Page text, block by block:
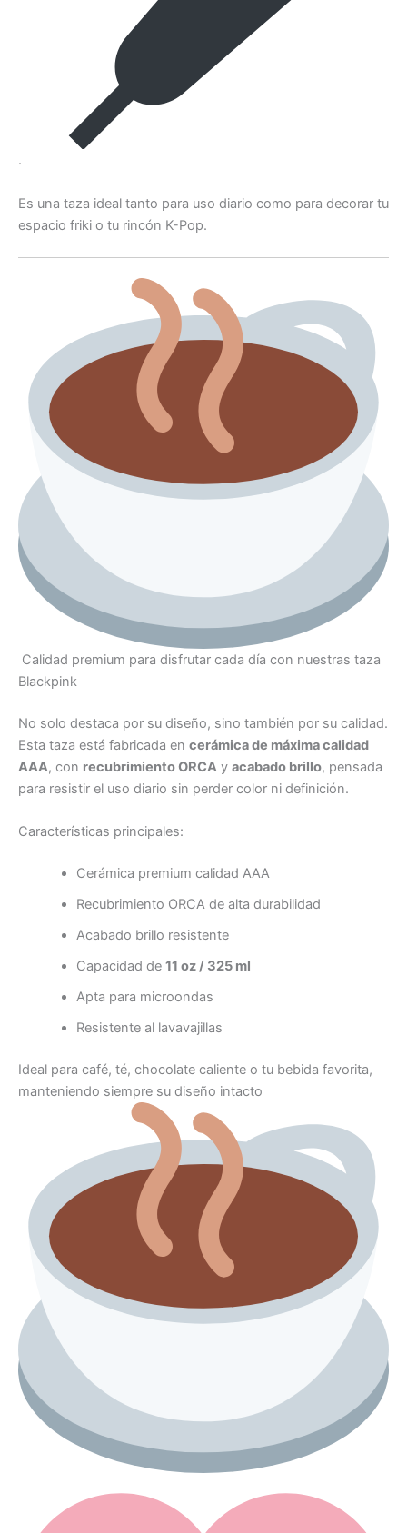
.
Es una taza ideal tanto para uso diario como para decorar tu
espacio friki o tu rincón K-Pop.
Calidad premium para disfrutar cada día con nuestras taza
Blackpink
No solo destaca por su diseño, sino también por su calidad.
Esta taza está fabricada en cerámica de máxima calidad
AAA, con recubrimiento ORCA y acabado brillo, pensada
para resistir el uso diario sin perder color ni definición.
Características principales:
Cerámica premium calidad AAA
Recubrimiento ORCA de alta durabilidad
Acabado brillo resistente
Capacidad de 11 oz / 325 ml
Apta para microondas
Resistente al lavavajillas
Ideal para café, té, chocolate caliente o tu bebida favorita,
manteniendo siempre su diseño intacto